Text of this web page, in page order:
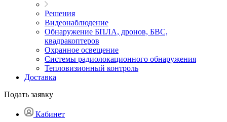
Решения
Видеонаблюдение
Обнаружение БПЛА, дронов, БВС,
квадракоптеров
Охранное освещение
Системы радиолокационного обнаружения
Тепловизионный контроль
Доставка
Подать заявку
Кабинет